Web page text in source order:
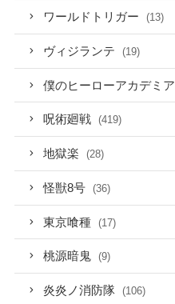
ワールドトリガー (13)
ヴィジランテ (19)
僕のヒーローアカデミア
呪術廻戦 (419)
地獄楽 (28)
怪獣8号 (36)
東京喰種 (17)
桃源暗鬼 (9)
炎炎ノ消防隊 (106)